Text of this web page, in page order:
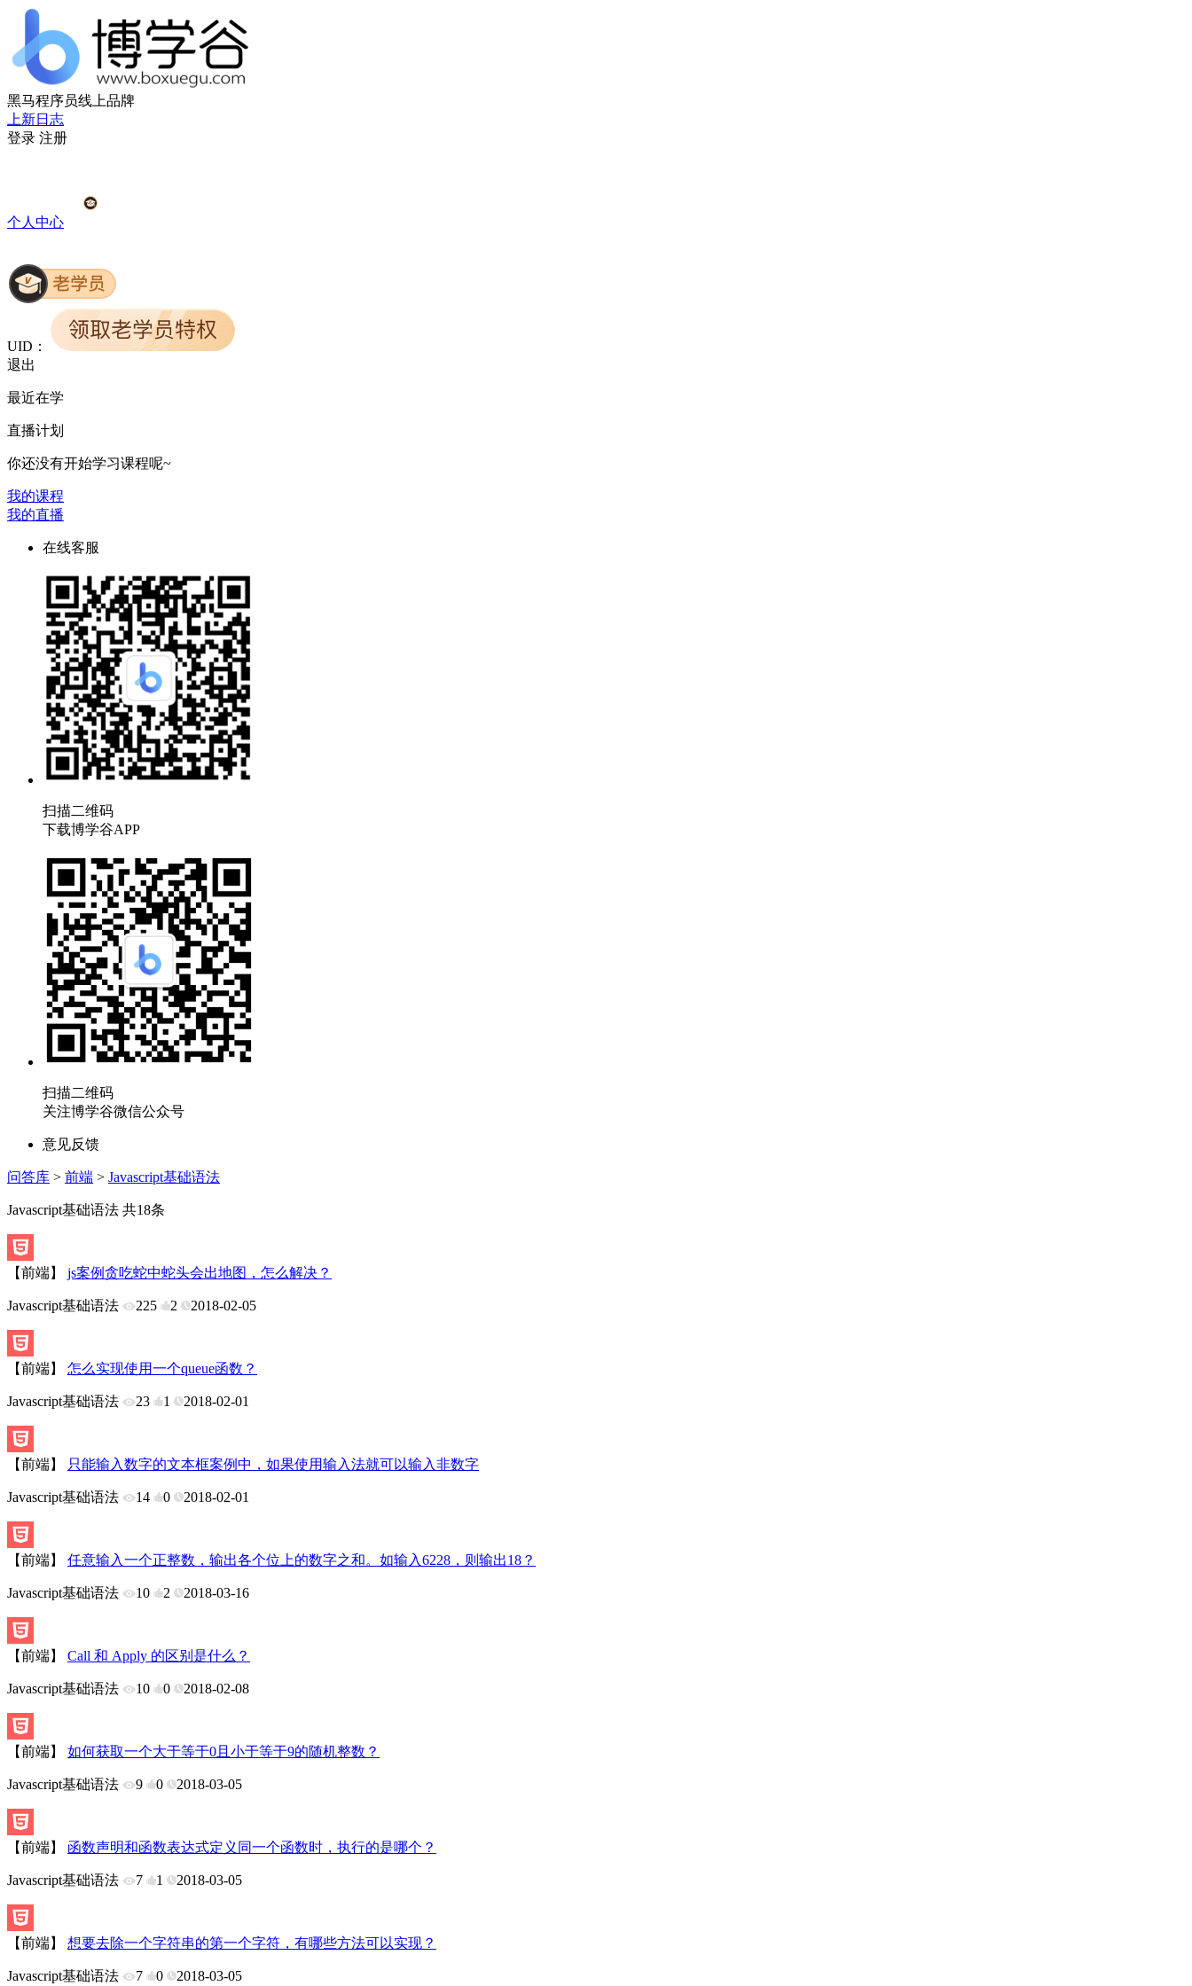
黑马程序员线上品牌
上新日志
登录 注册
个人中心
UID：
退出
最近在学
直播计划
你还没有开始学习课程呢~
我的课程
我的直播
在线客服
扫描二维码
下载博学谷APP
扫描二维码
关注博学谷微信公众号
意见反馈
问答库 > 前端 > Javascript基础语法
Javascript基础语法 共18条
【前端】 js案例贪吃蛇中蛇头会出地图，怎么解决？
Javascript基础语法 225 2 2018-02-05
【前端】 怎么实现使用一个queue函数？
Javascript基础语法 23 1 2018-02-01
【前端】 只能输入数字的文本框案例中，如果使用输入法就可以输入非数字
Javascript基础语法 14 0 2018-02-01
【前端】 任意输入一个正整数，输出各个位上的数字之和。如输入6228，则输出18？
Javascript基础语法 10 2 2018-03-16
【前端】 Call 和 Apply 的区别是什么？
Javascript基础语法 10 0 2018-02-08
【前端】 如何获取一个大于等于0且小于等于9的随机整数？
Javascript基础语法 9 0 2018-03-05
【前端】 函数声明和函数表达式定义同一个函数时，执行的是哪个？
Javascript基础语法 7 1 2018-03-05
【前端】 想要去除一个字符串的第一个字符，有哪些方法可以实现？
Javascript基础语法 7 0 2018-03-05